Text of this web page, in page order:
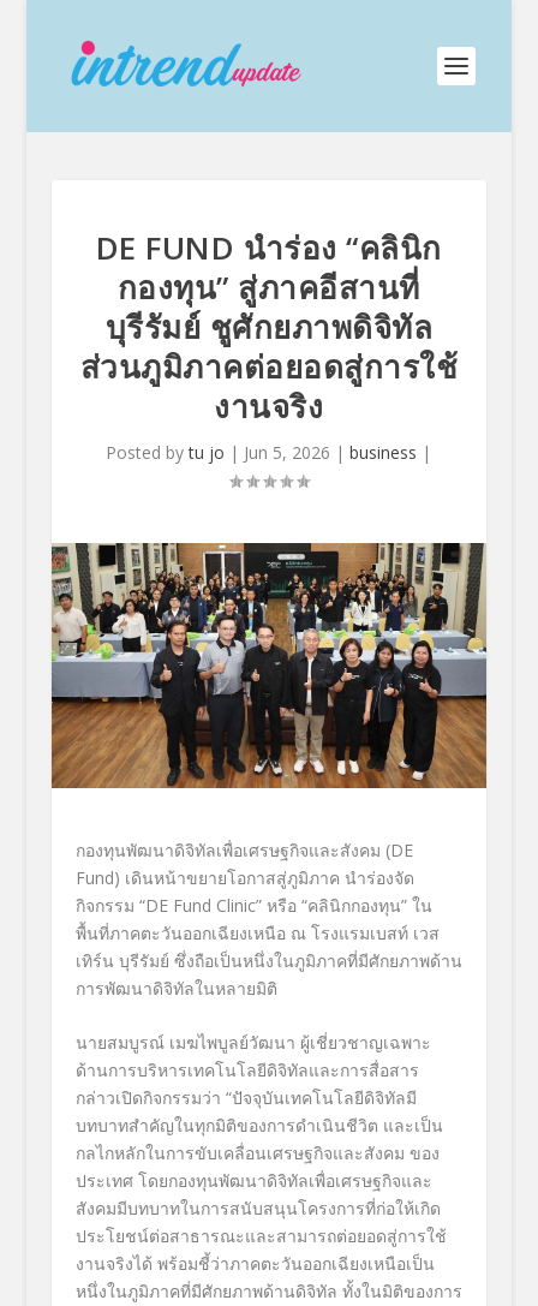
DE FUND นำร่อง “คลินิก
กองทุน” สู่ภาคอีสานที่
บุรีรัมย์ ชูศักยภาพดิจิทัล
ส่วนภูมิภาคต่อยอดสู่การใช้
งานจริง
Posted bytu jo | Jun 5, 2026 |business |
กองทุนพัฒนาดิจิทัลเพื่อเศรษฐกิจและสังคม (DE
Fund) เดินหน้าขยายโอกาสสู่ภูมิภาค นำร่องจัด
กิจกรรม “DE Fund Clinic” หรือ “คลินิกกองทุน” ใน
พื้นที่ภาคตะวันออกเฉียงเหนือ ณ โรงแรมเบสท์ เวส
เทิร์น บุรีรัมย์ ซึ่งถือเป็นหนึ่งในภูมิภาคที่มีศักยภาพด้าน
การพัฒนาดิจิทัลในหลายมิติ
นายสมบูรณ์ เมฆไพบูลย์วัฒนา ผู้เชี่ยวชาญเฉพาะ
ด้านการบริหารเทคโนโลยีดิจิทัลและการสื่อสาร
กล่าวเปิดกิจกรรมว่า “ปัจจุบันเทคโนโลยีดิจิทัลมี
บทบาทสำคัญในทุกมิติของการดำเนินชีวิต และเป็น
กลไกหลักในการขับเคลื่อนเศรษฐกิจและสังคม ของ
ประเทศ โดยกองทุนพัฒนาดิจิทัลเพื่อเศรษฐกิจและ
สังคมมีบทบาทในการสนับสนุนโครงการที่ก่อให้เกิด
ประโยชน์ต่อสาธารณะและสามารถต่อยอดสู่การใช้
งานจริงได้ พร้อมชี้ว่าภาคตะวันออกเฉียงเหนือเป็น
หนึ่งในภูมิภาคที่มีศักยภาพด้านดิจิทัล ทั้งในมิติของการ